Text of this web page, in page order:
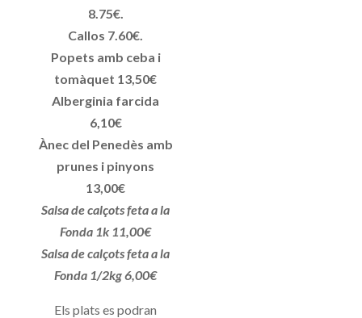
8.75€.
Callos 7.60€.
Popets amb ceba i
tomàquet 13,50€
Alberginia farcida
6,10€
Ànec del Penedès amb
prunes i pinyons
13,00€
Salsa de calçots feta a la
Fonda 1k 11,00€
Salsa de calçots feta a la
Fonda 1/2kg 6,00€
Els plats es podran